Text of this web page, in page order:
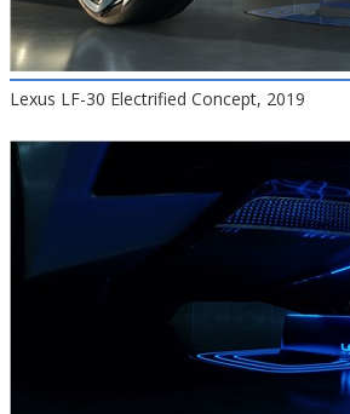
Lexus LF-30 Electrified Concept, 2019